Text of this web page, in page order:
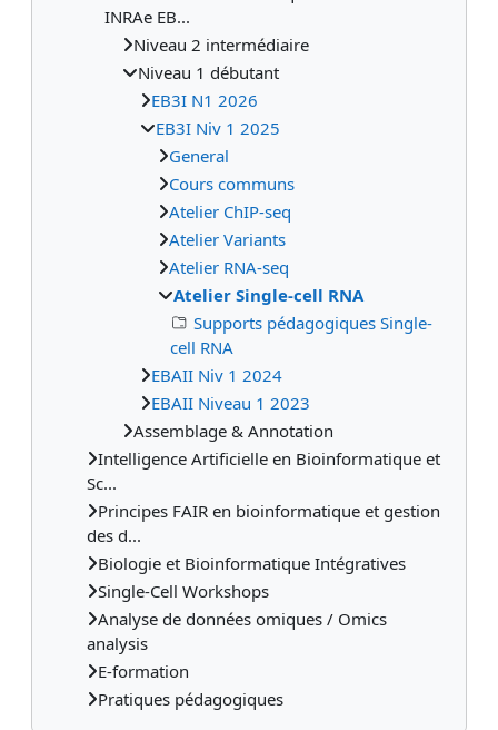
INRAe EB...
Niveau 2 intermédiaire
Niveau 1 débutant
EB3I N1 2026
EB3I Niv 1 2025
General
Cours communs
Atelier ChIP-seq
Atelier Variants
Atelier RNA-seq
Atelier Single-cell RNA
Supports pédagogiques Single-
cell RNA
EBAII Niv 1 2024
EBAII Niveau 1 2023
Assemblage & Annotation
Intelligence Artificielle en Bioinformatique et
Sc...
Principes FAIR en bioinformatique et gestion
des d...
Biologie et Bioinformatique Intégratives
Single-Cell Workshops
Analyse de données omiques / Omics
analysis
E-formation
Pratiques pédagogiques